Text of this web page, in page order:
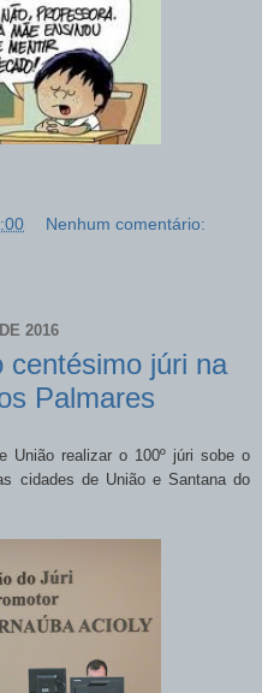
Nenhum comentário:
2016
centésimo júri na
Palmares
União realizar o 100º júri sobe o
cidades de União e Santana do